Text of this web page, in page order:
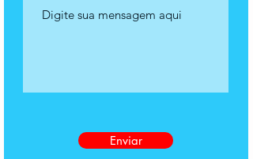
Enviar